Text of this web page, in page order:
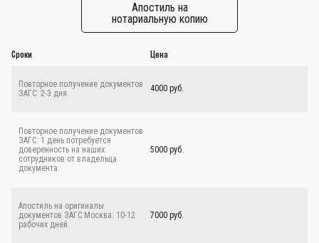
Апостиль на
нотариальную копию
Сроки Цена
Повторное получение документов
ЗАГС: 2-3 дня.
4000 руб.
Повторное получение документов
ЗАГС: 1 день потребуется
доверенность на наших
сотрудников от владельца
документа.
5000 руб.
Апостиль на оригиналы
документов ЗАГС Москва: 10-12
рабочих дней.
7000 руб.